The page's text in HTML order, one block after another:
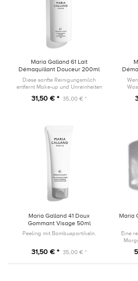
Maria Galland 61 Lait
Démaquillant Douceur 200ml
Diese sanfte Reinigungsmilch
entfernt Make-up und Unreinheiten
geschmeidige Haut.
31,50 € * 35,00 € *
Maria Galland 41 Doux
Gommant Visage 50ml
Peeling mit Bambuspartikeln.
31,50 € * 35,00 € *
Maria
Eine